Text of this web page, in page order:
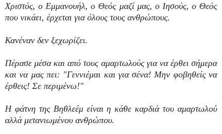
Χριστός, ο Εμμανουήλ, ο Θεός μαζί μας, ο Ιησούς, ο Θεός
που νικάει, έρχεται για όλους τους ανθρώπους.
Κανέναν δεν ξεχωρίζει.
Πέρασε μέσα και από τους αμαρτωλούς για να έρθει σήμερα
και να μας πει: "Γεννιέμαι και για σένα! Μην φοβηθείς να
έρθεις! Σε περιμένω!"
Η φάτνη της Βηθλεέμ είναι η κάθε καρδιά του αμαρτωλού
αλλά μετανιωμένου ανθρώπου.